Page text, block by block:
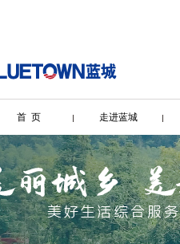
首 页 走进蓝城